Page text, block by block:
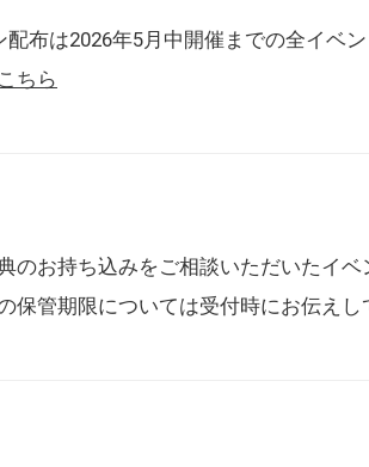
布は2026年5月中開催までの全イベン
こちら
のお持ち込みをご相談いただいたイベ
保管期限については受付時にお伝えし